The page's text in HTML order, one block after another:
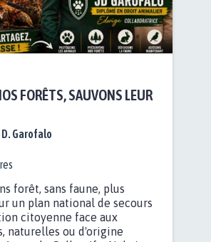
FORÊTS, SAUVONS LEUR
Garofalo
forêt, sans faune, plus
un plan national de secours
citoyenne face aux
naturelles ou d'origine